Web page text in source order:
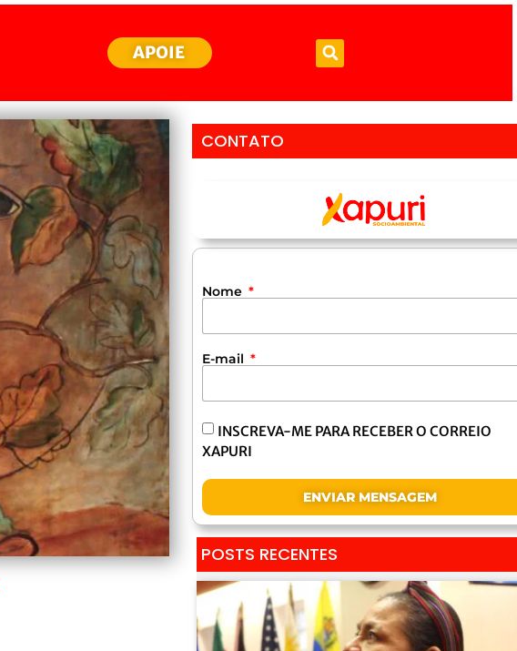
APOIE
CONTATO
Nome
E-mail
INSCREVA-ME PARA RECEBER O CORREIO
XAPURI
ENVIAR MENSAGEM
POSTS RECENTES